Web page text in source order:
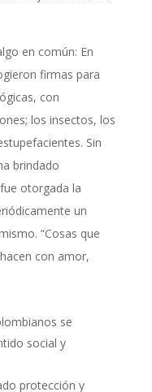
en común: En
firmas para
con
los insectos, los
Sin
brindado
otorgada la
un
“Cosas que
con amor,
se
social y
protección y